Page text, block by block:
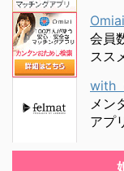
会員
スス
with
メン
アプ